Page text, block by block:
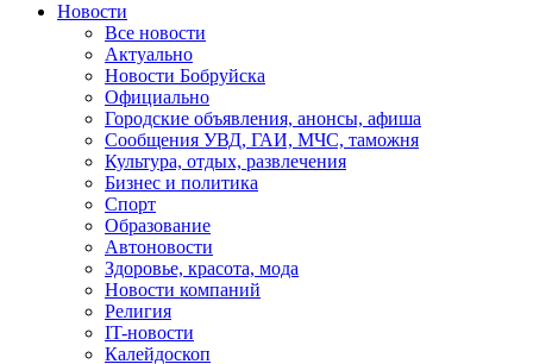
Новости
Все новости
Актуально
Новости Бобруйска
Официально
Городские объявления, анонсы, афиша
Сообщения УВД, ГАИ, МЧС, таможня
Культура, отдых, развлечения
Бизнес и политика
Спорт
Образование
Автоновости
Здоровье, красота, мода
Новости компаний
Религия
IT-новости
Калейдоскоп